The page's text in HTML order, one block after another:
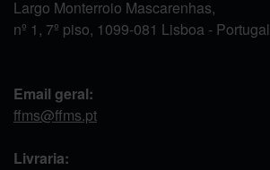
Largo Monterroio Mascarenhas,
nº 1, 7º piso, 1099-081 Lisboa - Portugal
Email geral:
ffms@ffms.pt
Livraria: